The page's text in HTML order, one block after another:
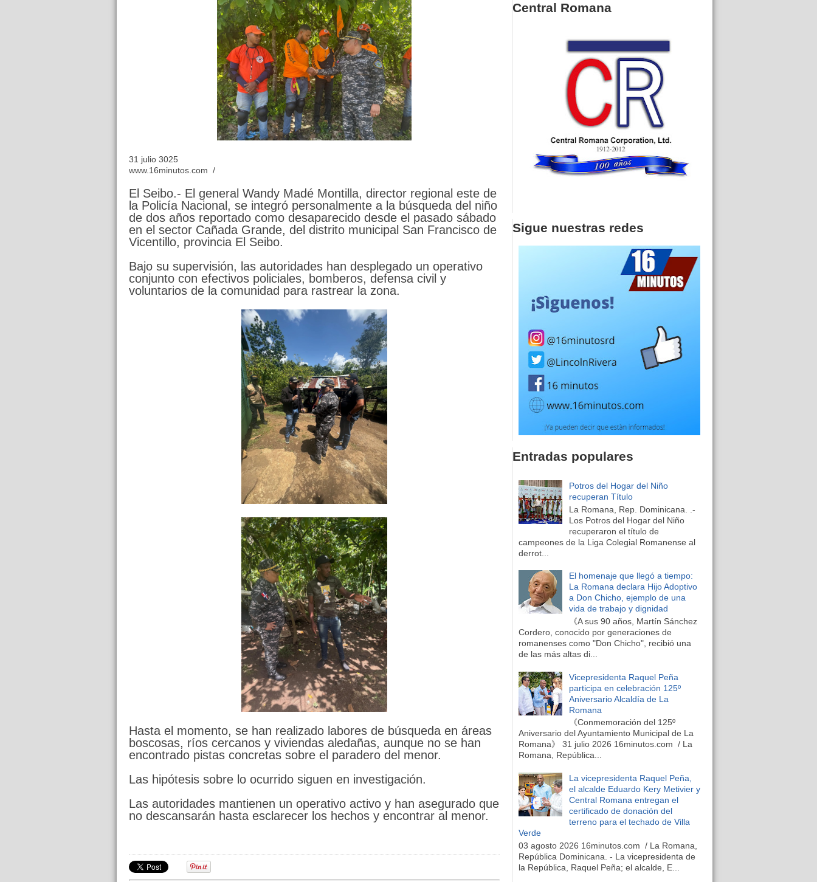
31 julio 3025
www.16minutos.com /
El Seibo.- El general Wandy Madé Montilla, director regional este de
la Policía Nacional, se integró personalmente a la búsqueda del niño
de dos años reportado como desaparecido desde el pasado sábado
en el sector Cañada Grande, del distrito municipal San Francisco de
Vicentillo, provincia El Seibo.
Bajo su supervisión, las autoridades han desplegado un operativo
conjunto con efectivos policiales, bomberos, defensa civil y
voluntarios de la comunidad para rastrear la zona.
Hasta el momento, se han realizado labores de búsqueda en áreas
boscosas, ríos cercanos y viviendas aledañas, aunque no se han
encontrado pistas concretas sobre el paradero del menor.
Las hipótesis sobre lo ocurrido siguen en investigación.
Las autoridades mantienen un operativo activo y han asegurado que
no descansarán hasta esclarecer los hechos y encontrar al menor.
Central Romana
Sigue nuestras redes
Entradas populares
Potros del Hogar del Niño
recuperan Título
La Romana, Rep. Dominicana. .-
Los Potros del Hogar del Niño
recuperaron el título de
campeones de la Liga Colegial Romanense al
derrot...
El homenaje que llegó a tiempo:
La Romana declara Hijo Adoptivo
a Don Chicho, ejemplo de una
vida de trabajo y dignidad
《A sus 90 años, Martín Sánchez
Cordero, conocido por generaciones de
romanenses como "Don Chicho", recibió una
de las más altas di...
Vicepresidenta Raquel Peña
participa en celebración 125º
Aniversario Alcaldía de La
Romana
《Conmemoración del 125º
Aniversario del Ayuntamiento Municipal de La
Romana》 31 julio 2026 16minutos.com / La
Romana, República...
La vicepresidenta Raquel Peña,
el alcalde Eduardo Kery Metivier y
Central Romana entregan el
certificado de donación del
terreno para el techado de Villa
Verde
03 agosto 2026 16minutos.com / La Romana,
República Dominicana. - La vicepresidenta de
la República, Raquel Peña; el alcalde, E...